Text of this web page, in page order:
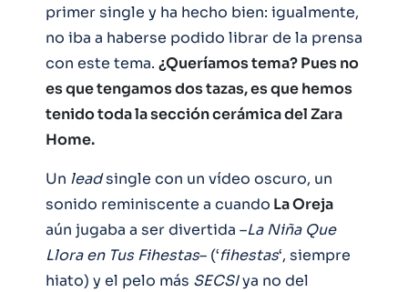
primer single y ha hecho bien: igualmente,
no iba a haberse podido librar de la prensa
con este tema. ¿Queríamos tema? Pues no
es que tengamos dos tazas, es que hemos
tenido toda la sección cerámica del Zara
Home.
Un leadsingle con un vídeo oscuro, un
sonido reminiscente a cuando La Oreja
aún jugaba a ser divertida –La Niña Que
Llora en Tus Fihestas– (‘fihestas‘, siempre
hiato) y el pelo más SECSIya no del